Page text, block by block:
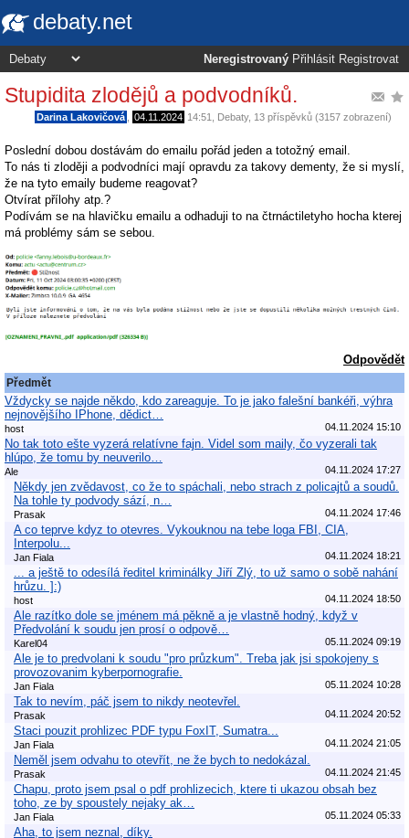
debaty.net
Neregistrovaný Přihlásit Registrovat
Stupidita zlodějů a podvodníků.
Darina Lakovičová 04.11.2024 14:51 Debaty, 13 příspěvků (3157 zobrazení)
Poslední dobou dostávám do emailu pořád jeden a totožný email.
To nás ti zloději a podvodníci mají opravdu za takovy dementy, že si myslí,
že na tyto emaily budeme reagovat?
Otvírat přílohy atp.?
Podívám se na hlavičku emailu a odhaduji to na čtrnáctiletyho hocha kterej
má problémy sám se sebou.
Odpovědět
Předmět
Vždycky se najde někdo, kdo zareaguje. To je jako falešní bankéři, výhra
nejnovějšího IPhone, dědict…
host 04.11.2024 15:10
No tak toto ešte vyzerá relatívne fajn. Videl som maily, čo vyzerali tak
hlúpo, že tomu by neuverilo…
Ale 04.11.2024 17:27
Někdy jen zvědavost, co že to spáchali, nebo strach z policajtů a soudů.
Na tohle ty podvody sází, n…
Prasak 04.11.2024 17:46
A co teprve kdyz to otevres. Vykouknou na tebe loga FBI, CIA,
Interpolu...
Jan Fiala 04.11.2024 18:21
... a ještě to odesílá ředitel kriminálky Jiří Zlý, to už samo o sobě nahání
hrůzu. ]:)
host 04.11.2024 18:50
Ale razítko dole se jménem má pěkně a je vlastně hodný, když v
Předvolání k soudu jen prosí o odpově…
Karel04 05.11.2024 09:19
Ale je to predvolani k soudu "pro průzkum". Treba jak jsi spokojeny s
provozovanim kyberpornografie.
Jan Fiala 05.11.2024 10:28
Tak to nevím, páč jsem to nikdy neotevřel.
Prasak 04.11.2024 20:52
Staci pouzit prohlizec PDF typu FoxIT, Sumatra...
Jan Fiala 04.11.2024 21:05
Neměl jsem odvahu to otevřít, ne že bych to nedokázal.
Prasak 04.11.2024 21:45
Chapu, proto jsem psal o pdf prohlizecich, ktere ti ukazou obsah bez
toho, ze by spoustely nejaky ak…
Jan Fiala 05.11.2024 05:33
Aha, to jsem neznal, díky.